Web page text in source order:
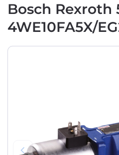
Bosch Rexroth
4WE10FA5X/